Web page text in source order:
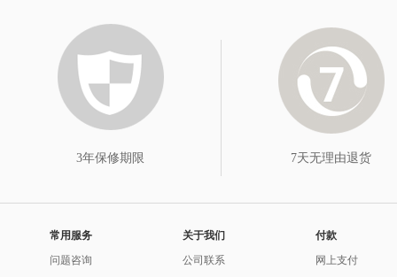
3年保修期限 7天无理由退货
常用服务
问题咨询
关于我们
公司联系
付款
网上支付